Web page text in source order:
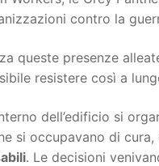
contro la
queste presenze
resistere così a
dell’edificio si
si occupavano di
. Le decisioni